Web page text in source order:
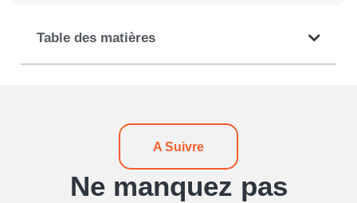
Table des matières
A Suivre
Ne manquez pas